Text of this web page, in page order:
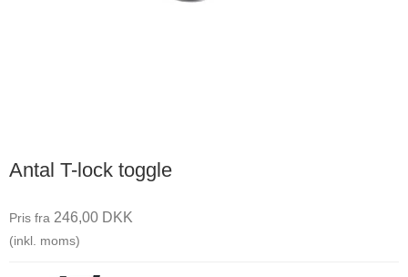
Antal T-lock toggle
Pris fra 246,00 DKK
(inkl. moms)